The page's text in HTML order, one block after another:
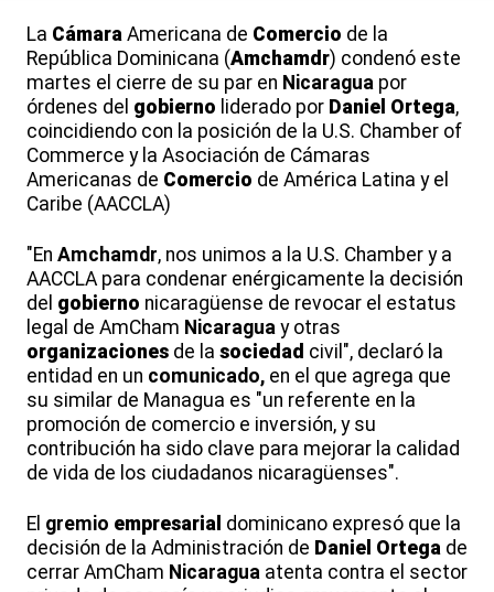
La Cámara Americana de Comercio de la
República Dominicana (Amchamdr) condenó este
martes el cierre de su par en Nicaragua por
órdenes del gobierno liderado por Daniel Ortega,
coincidiendo con la posición de la U.S. Chamber of
Commerce y la Asociación de Cámaras
Americanas de Comercio de América Latina y el
Caribe (AACCLA)
"En Amchamdr, nos unimos a la U.S. Chamber y a
AACCLA para condenar enérgicamente la decisión
del gobierno nicaragüense de revocar el estatus
legal de AmCham Nicaragua y otras
organizaciones de la sociedad civil", declaró la
entidad en un comunicado, en el que agrega que
su similar de Managua es "un referente en la
promoción de comercio e inversión, y su
contribución ha sido clave para mejorar la calidad
de vida de los ciudadanos nicaragüenses".
El gremio empresarial dominicano expresó que la
decisión de la Administración de Daniel Ortega de
cerrar AmCham Nicaragua atenta contra el sector